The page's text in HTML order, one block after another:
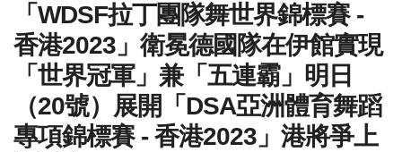
「WDSF拉丁團隊舞世界錦標賽 -
香港2023」衛冕德國隊在伊館實現
「世界冠軍」兼「五連霸」明日
（20號）展開「DSA亞洲體育舞蹈
專項錦標賽 - 香港2023」港將爭上